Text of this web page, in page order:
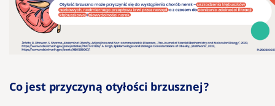
Co jest przyczyną otyłości brzusznej?